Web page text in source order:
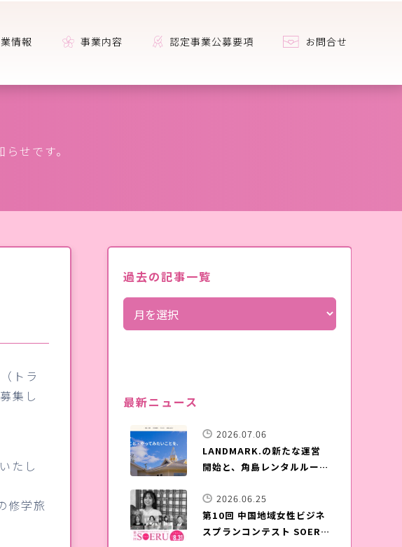
情報 事業内容 認定事業公募要項 お問合せ
せです。
トラ
集し
たし
修学旅
過去の記事一覧
最新ニュース
2026.07.06
LANDMARK.の新たな運営
開始と、角島レンタルルーム
2026.06.25
第10回 中国地域女性ビジネ
スプランコンテスト SOERU